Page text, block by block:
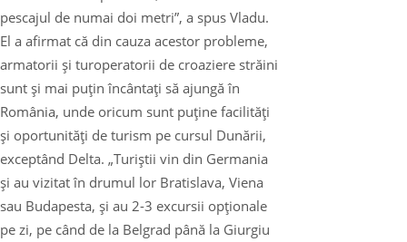
pescajul de numai doi metri”, a spus Vladu.
El a afirmat că din cauza acestor probleme,
armatorii şi turoperatorii de croaziere străini
sunt şi mai puţin încântaţi să ajungă în
România, unde oricum sunt puţine facilităţi
şi oportunităţi de turism pe cursul Dunării,
exceptând Delta. „Turiştii vin din Germania
şi au vizitat în drumul lor Bratislava, Viena
sau Budapesta, şi au 2-3 excursii opţionale
pe zi, pe când de la Belgrad până la Giurgiu